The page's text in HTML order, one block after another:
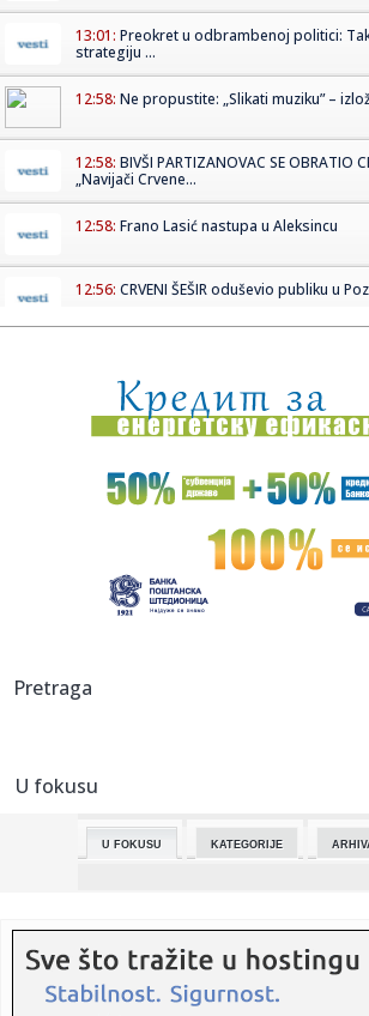
13:01: Preokret u odbrambenoj politici:
strategiju ...
12:58: Ne propustite: „Slikati muziku” –
12:58: BIVŠI PARTIZANOVAC SE OBRATIO
„Navijači Crvene...
12:58: Frano Lasić nastupa u Aleksincu
12:56: CRVENI ŠEŠIR oduševio publiku u
12:51:СУТРА У ПРИГРЕВИЦИ РУКОМЕТНИ
12:52:Proslava 59. rođendana Muzičke
Studenti FTN-a u blokadi osnovali
12:48:Banjalučka pjevačica Maja Mano
prived...
12:48:
12:47:
Tramp upozorio Iran: „Desiće se
12:45:Izložba "Srbija i Slovenija zajedno"
povodo...
Pretraga
U fokusu
U FOKUSU KATEGORIJE